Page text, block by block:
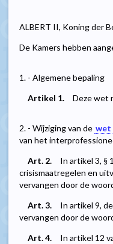
ALBERT II, Koning der
De Kamers hebben
1. - Algemene bepaling
Artikel 1.
Deze wet
2. - Wijziging van de wet
van het
Art. 2.
In artikel 3, §
crisismaatregelen en
vervangen door de
Art. 3.
In artikel 9,
vervangen door de
Art. 4.
In artikel 12